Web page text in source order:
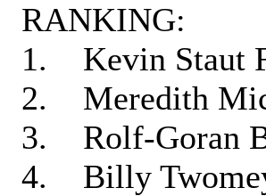
RANKING:
1. Kevin
2. Meredith
3. Rolf-
4. Billy